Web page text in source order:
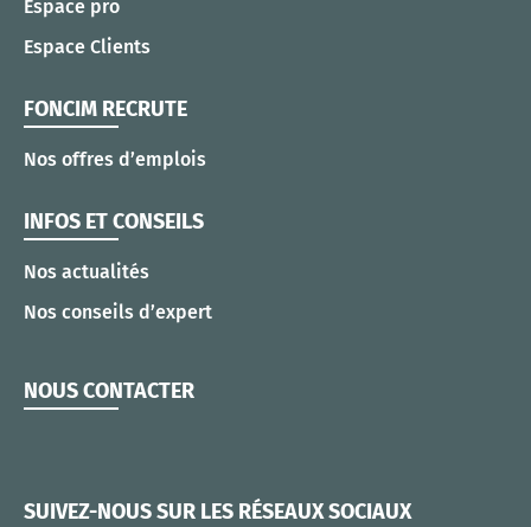
Espace pro
Espace Clients
FONCIM RECRUTE
Nos offres d’emplois
INFOS ET CONSEILS
Nos actualités
Nos conseils d’expert
NOUS CONTACTER
SUIVEZ-NOUS SUR LES RÉSEAUX SOCIAUX